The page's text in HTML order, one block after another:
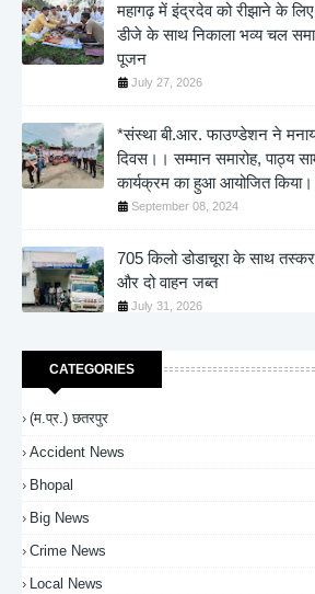
महागढ़ में इंद्रदेव को रीझाने के
डीजे के साथ निकाला भव्य चल
पूजन
July 27, 2026
*संस्था बी.आर. फाउण्डेशन ने
दिवस।। सम्मान समारोह, पाठ्य
कार्यक्रम का हुआ आयोजित
September 08, 2024
705 किलो डोडाचूरा के साथ
और दो वाहन जब्त
July 31, 2026
CATEGORIES
(म.प्र.) छतरपुर
Accident News
Bhopal
Big News
Crime News
Local News